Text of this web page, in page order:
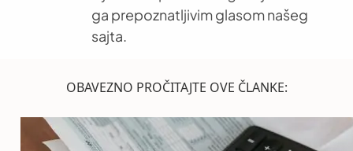
ga prepoznatljivim glasom našeg
sajta.
OBAVEZNO PROČITAJTE OVE ČLANKE: